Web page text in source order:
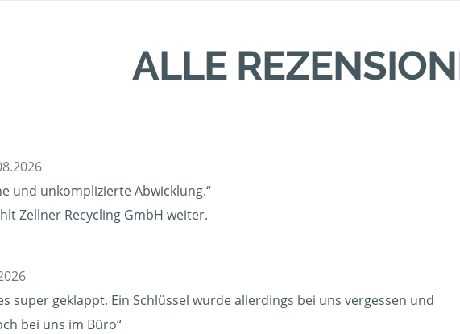
ALLE
und unkomplizierte Abwicklung.“
Zellner Recycling GmbH weiter.
super geklappt. Ein Schlüssel wurde allerdings bei uns vergessen und
bei uns im Büro“